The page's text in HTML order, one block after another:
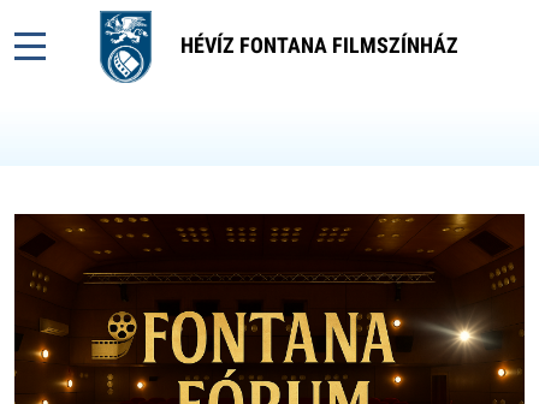
HÉVÍZ FONTANA FILMSZÍNHÁZ